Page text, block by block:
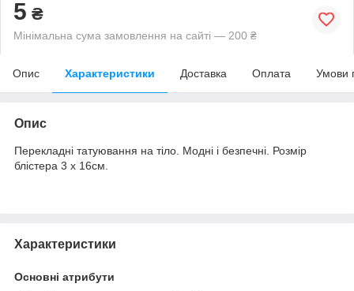
5 ₴
Мінімальна сума замовлення на сайті — 200 ₴
Опис Характеристики Доставка Оплата Умови
Опис
Перекладні татуювання на тіло. Модні і безпечні. Розмір
блістера 3 х 16см.
Характеристики
Основні атрибути